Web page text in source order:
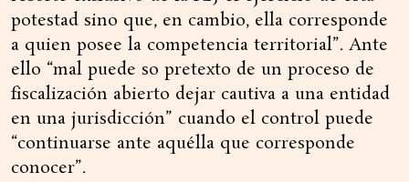
potestad sino que, en cambio, ella corresponde
a quien posee la competencia territorial”. Ante
ello “mal puede so pretexto de un proceso de
fiscalización abierto dejar cautiva a una entidad
en una jurisdicción” cuando el control puede
“continuarse ante aquélla que corresponde
conocer”.